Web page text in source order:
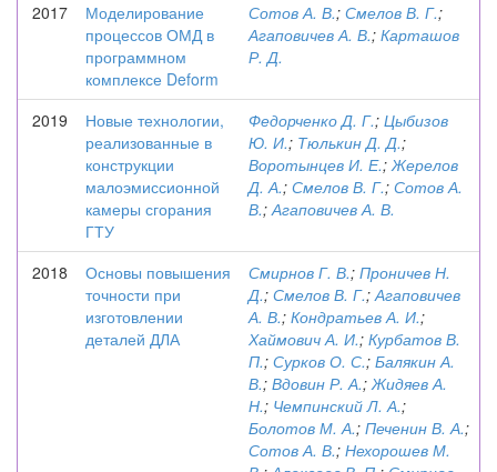
2017
Моделирование
процессов ОМД в
программном
комплексе Deform
Сотов А. В.; Смелов В. Г.;
Агаповичев А. В.; Карташов
Р. Д.
2019
Новые технологии,
реализованные в
конструкции
малоэмиссионной
камеры сгорания
ГТУ
Федорченко Д. Г.; Цыбизов
Ю. И.; Тюлькин Д. Д.;
Воротынцев И. Е.;Жерелов
Д. А.; Смелов В. Г.; Сотов А.
В.;Агаповичев А. В.
2018
Основы повышения
точности при
изготовлении
деталей ДЛА
Смирнов Г. В.; Проничев Н.
Д.; Смелов В. Г.;Агаповичев
А. В.; Кондратьев А. И.;
Хаймович А. И.; Курбатов В.
П.; Сурков О. С.; Балякин А.
В.; Вдовин Р. А.;Жидяев А.
Н.; Чемпинский Л. А.;
Болотов М. А.; Печенин В. А.;
Сотов А. В.; Нехорошев М.